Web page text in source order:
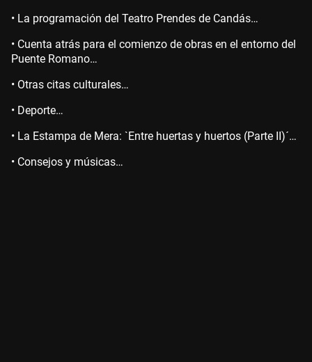
• La programación del Teatro Prendes de Candás…
• Cuenta atrás para el comienzo de obras en el entorno del
Puente Romano…
• Otras citas culturales…
• Deporte…
• La Estampa de Mera: `Entre huertas y huertos (Parte II)´…
• Consejos y músicas…